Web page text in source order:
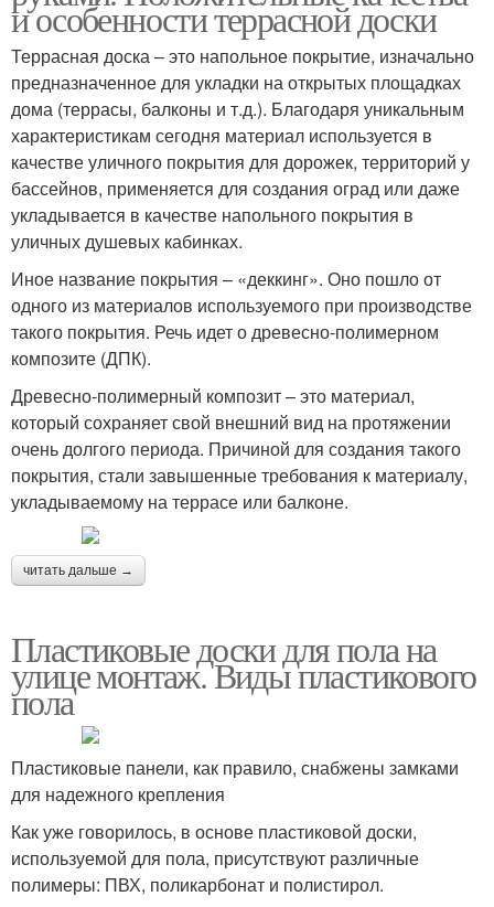
и особенности террасной доски
Террасная доска – это напольное покрытие, изначально
предназначенное для укладки на открытых площадках
дома (террасы, балконы и т.д.). Благодаря уникальным
характеристикам сегодня материал используется в
качестве уличного покрытия для дорожек, территорий у
бассейнов, применяется для создания оград или даже
укладывается в качестве напольного покрытия в
уличных душевых кабинках.
Иное название покрытия – «деккинг». Оно пошло от
одного из материалов используемого при производстве
такого покрытия. Речь идет о древесно-полимерном
композите (ДПК).
Древесно-полимерный композит – это материал,
который сохраняет свой внешний вид на протяжении
очень долгого периода. Причиной для создания такого
покрытия, стали завышенные требования к материалу,
укладываемому на террасе или балконе.
читать дальше →
Пластиковые доски для пола на
улице монтаж. Виды пластикового
пола
Пластиковые панели, как правило, снабжены замками
для надежного крепления
Как уже говорилось, в основе пластиковой доски,
используемой для пола, присутствуют различные
полимеры: ПВХ, поликарбонат и полистирол.